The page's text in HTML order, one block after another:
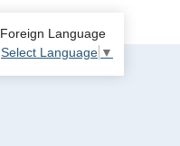
Foreign Language
Select Language ▼